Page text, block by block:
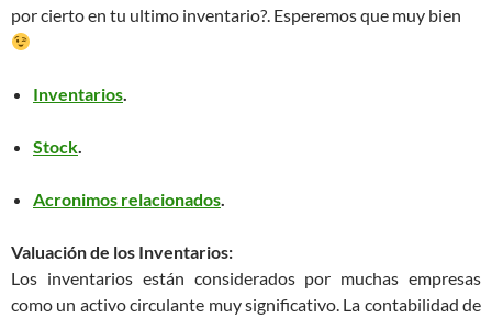
por cierto en tu ultimo inventario?. Esperemos que muy bien
Inventarios.
Stock.
Acronimos relacionados.
Valuación de los Inventarios:
Los inventarios están considerados por muchas empresas
como un activo circulante muy significativo. La contabilidad de